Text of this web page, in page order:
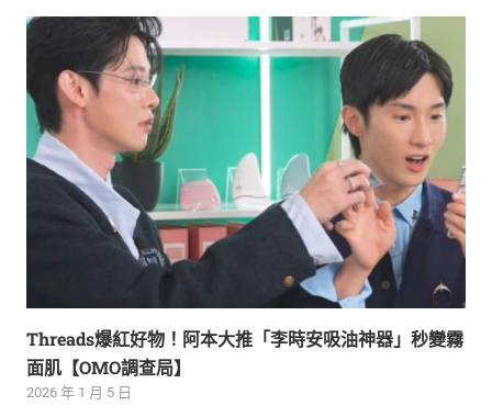
Threads爆紅好物！阿本大推「李時安吸油神器」秒變霧
面肌【OMO調查局】
2026 年 1 月 5 日